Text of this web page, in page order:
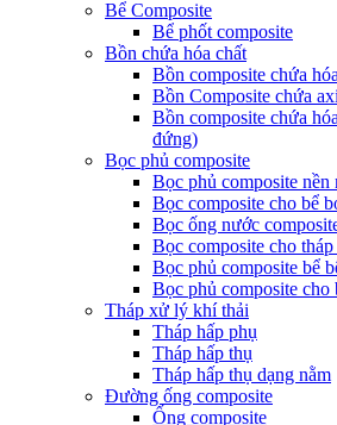
Bể Composite
Bể phốt composite
Bồn chứa hóa chất
Bồn composite chứa
Bồn Composite chứa
Bồn composite chứa
đứng)
Bọc phủ composite
Bọc phủ composite nền
Bọc composite cho bể
Bọc ống nước
Bọc composite cho tháp
Bọc phủ composite bể
Bọc phủ composite cho
Tháp xử lý khí thải
Tháp hấp phụ
Tháp hấp thụ
Tháp hấp thụ dạng nằm
Đường ống composite
Ống composite